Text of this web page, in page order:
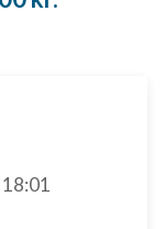
18:01